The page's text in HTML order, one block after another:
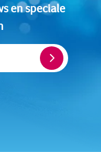
en speciale